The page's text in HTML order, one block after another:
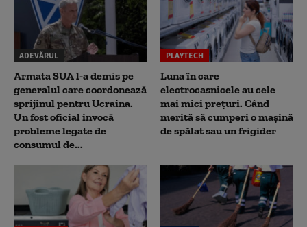
ADEVĂRUL
Armata SUA l-a demis pe
generalul care coordonează
sprijinul pentru Ucraina.
Un fost oficial invocă
probleme legate de
consumul de...
PLAYTECH
Luna în care
electrocasnicele au cele
mai mici prețuri. Când
merită să cumperi o mașină
de spălat sau un frigider